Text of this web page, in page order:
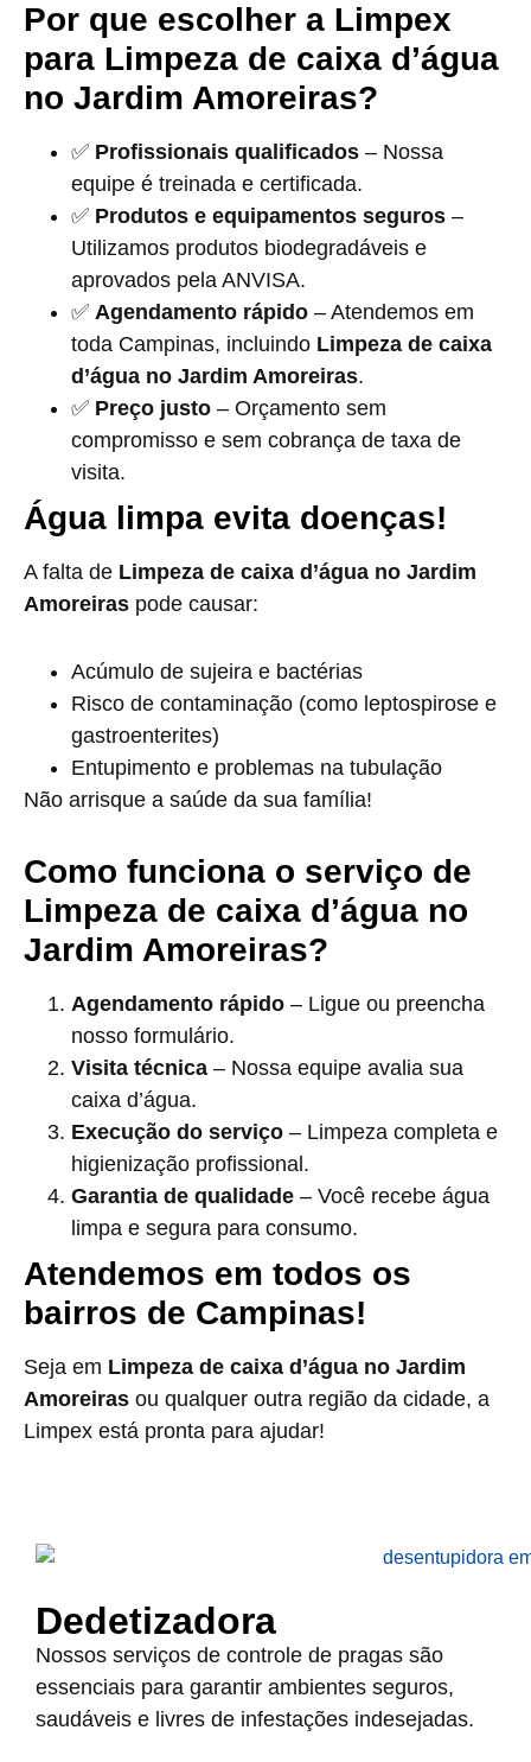
Por que escolher a Limpex
para Limpeza de caixa d’água
no Jardim Amoreiras?
✅ Profissionais qualificados – Nossa
equipe é treinada e certificada.
✅ Produtos e equipamentos seguros –
Utilizamos produtos biodegradáveis e
aprovados pela ANVISA.
✅ Agendamento rápido – Atendemos em
toda Campinas, incluindo Limpeza de caixa
d’água no Jardim Amoreiras.
✅ Preço justo – Orçamento sem
compromisso e sem cobrança de taxa de
visita.
Água limpa evita doenças!
A falta de Limpeza de caixa d’água no Jardim
Amoreiras pode causar:
Acúmulo de sujeira e bactérias
Risco de contaminação (como leptospirose e
gastroenterites)
Entupimento e problemas na tubulação
Não arrisque a saúde da sua família!
Como funciona o serviço de
Limpeza de caixa d’água no
Jardim Amoreiras?
Agendamento rápido – Ligue ou preencha
nosso formulário.
Visita técnica – Nossa equipe avalia sua
caixa d’água.
Execução do serviço – Limpeza completa e
higienização profissional.
Garantia de qualidade – Você recebe água
limpa e segura para consumo.
Atendemos em todos os
bairros de Campinas!
Seja em Limpeza de caixa d’água no Jardim
Amoreiras ou qualquer outra região da cidade, a
Limpex está pronta para ajudar!
Dedetizadora
Nossos serviços de controle de pragas são
essenciais para garantir ambientes seguros,
saudáveis e livres de infestações indesejadas.